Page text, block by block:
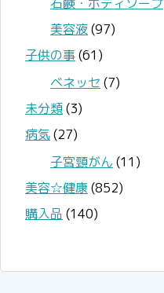
美容液(97)
子供の事 (61)
ベネッセ (7)
未分類(3)
病気(27)
子宮頸がん (11)
美容☆健康(852)
購入品 (140)